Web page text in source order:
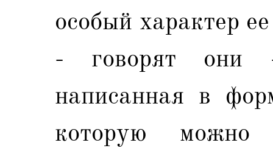
особый характер
- говорят они -
написанная в
которую можно